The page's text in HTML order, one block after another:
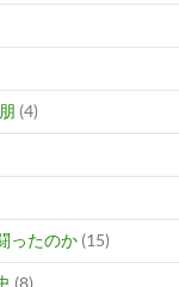
(4)
ったのか (15)
(8)